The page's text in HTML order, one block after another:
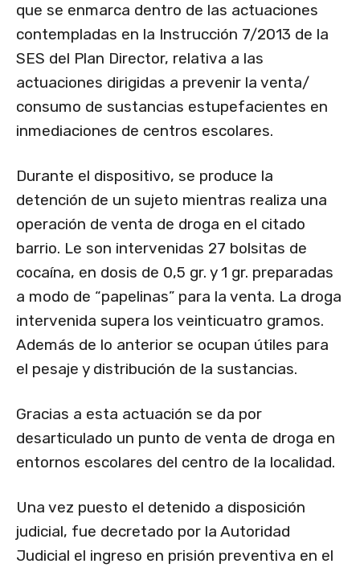
que se enmarca dentro de las actuaciones
contempladas en la Instrucción 7/2013 de la
SES del Plan Director, relativa a las
actuaciones dirigidas a prevenir la venta/
consumo de sustancias estupefacientes en
inmediaciones de centros escolares.
Durante el dispositivo, se produce la
detención de un sujeto mientras realiza una
operación de venta de droga en el citado
barrio. Le son intervenidas 27 bolsitas de
cocaína, en dosis de 0,5 gr. y 1 gr. preparadas
a modo de “papelinas” para la venta. La droga
intervenida supera los veinticuatro gramos.
Además de lo anterior se ocupan útiles para
el pesaje y distribución de la sustancias.
Gracias a esta actuación se da por
desarticulado un punto de venta de droga en
entornos escolares del centro de la localidad.
Una vez puesto el detenido a disposición
judicial, fue decretado por la Autoridad
Judicial el ingreso en prisión preventiva en el